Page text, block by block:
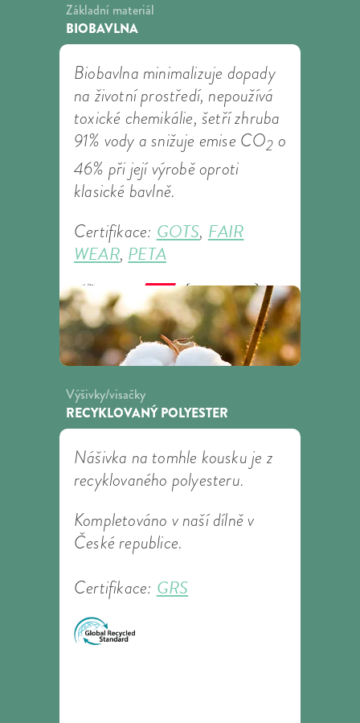
Základní materiál
BIOBAVLNA
Biobavlna minimalizuje dopady
na životní prostředí, nepoužívá
toxické chemikálie, šetří zhruba
91% vody a snižuje emise CO2 o
46% při její výrobě oproti
klasické bavlně.
Certifikace: GOTS, FAIR
WEAR, PETA
Výšivky/visačky
RECYKLOVANÝ POLYESTER
Nášivka na tomhle kousku je z
recyklovaného polyesteru.
Kompletováno v naší dílně v
České republice.
Certifikace: GRS